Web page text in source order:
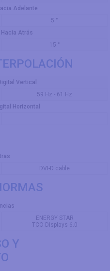
Adelante
5 °
Hacia Atrás
15 °
Vertical
59 Hz - 61 Hz
Horizontal
DVI-D cable
ENERGY STAR
TCO Displays 6.0
Y